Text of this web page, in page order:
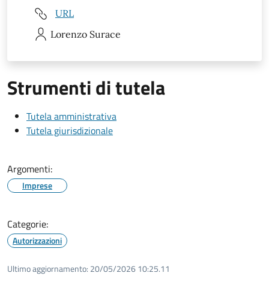
URL
Lorenzo Surace
Strumenti di tutela
Tutela amministrativa
Tutela giurisdizionale
Argomenti:
Imprese
Categorie:
Autorizzazioni
Ultimo aggiornamento: 20/05/2026 10:25.11